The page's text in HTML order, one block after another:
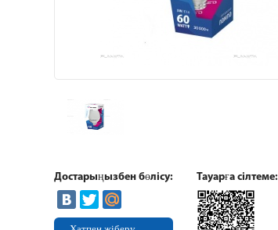
Достарыңызбен бөлісу: Тауарға сілтеме: